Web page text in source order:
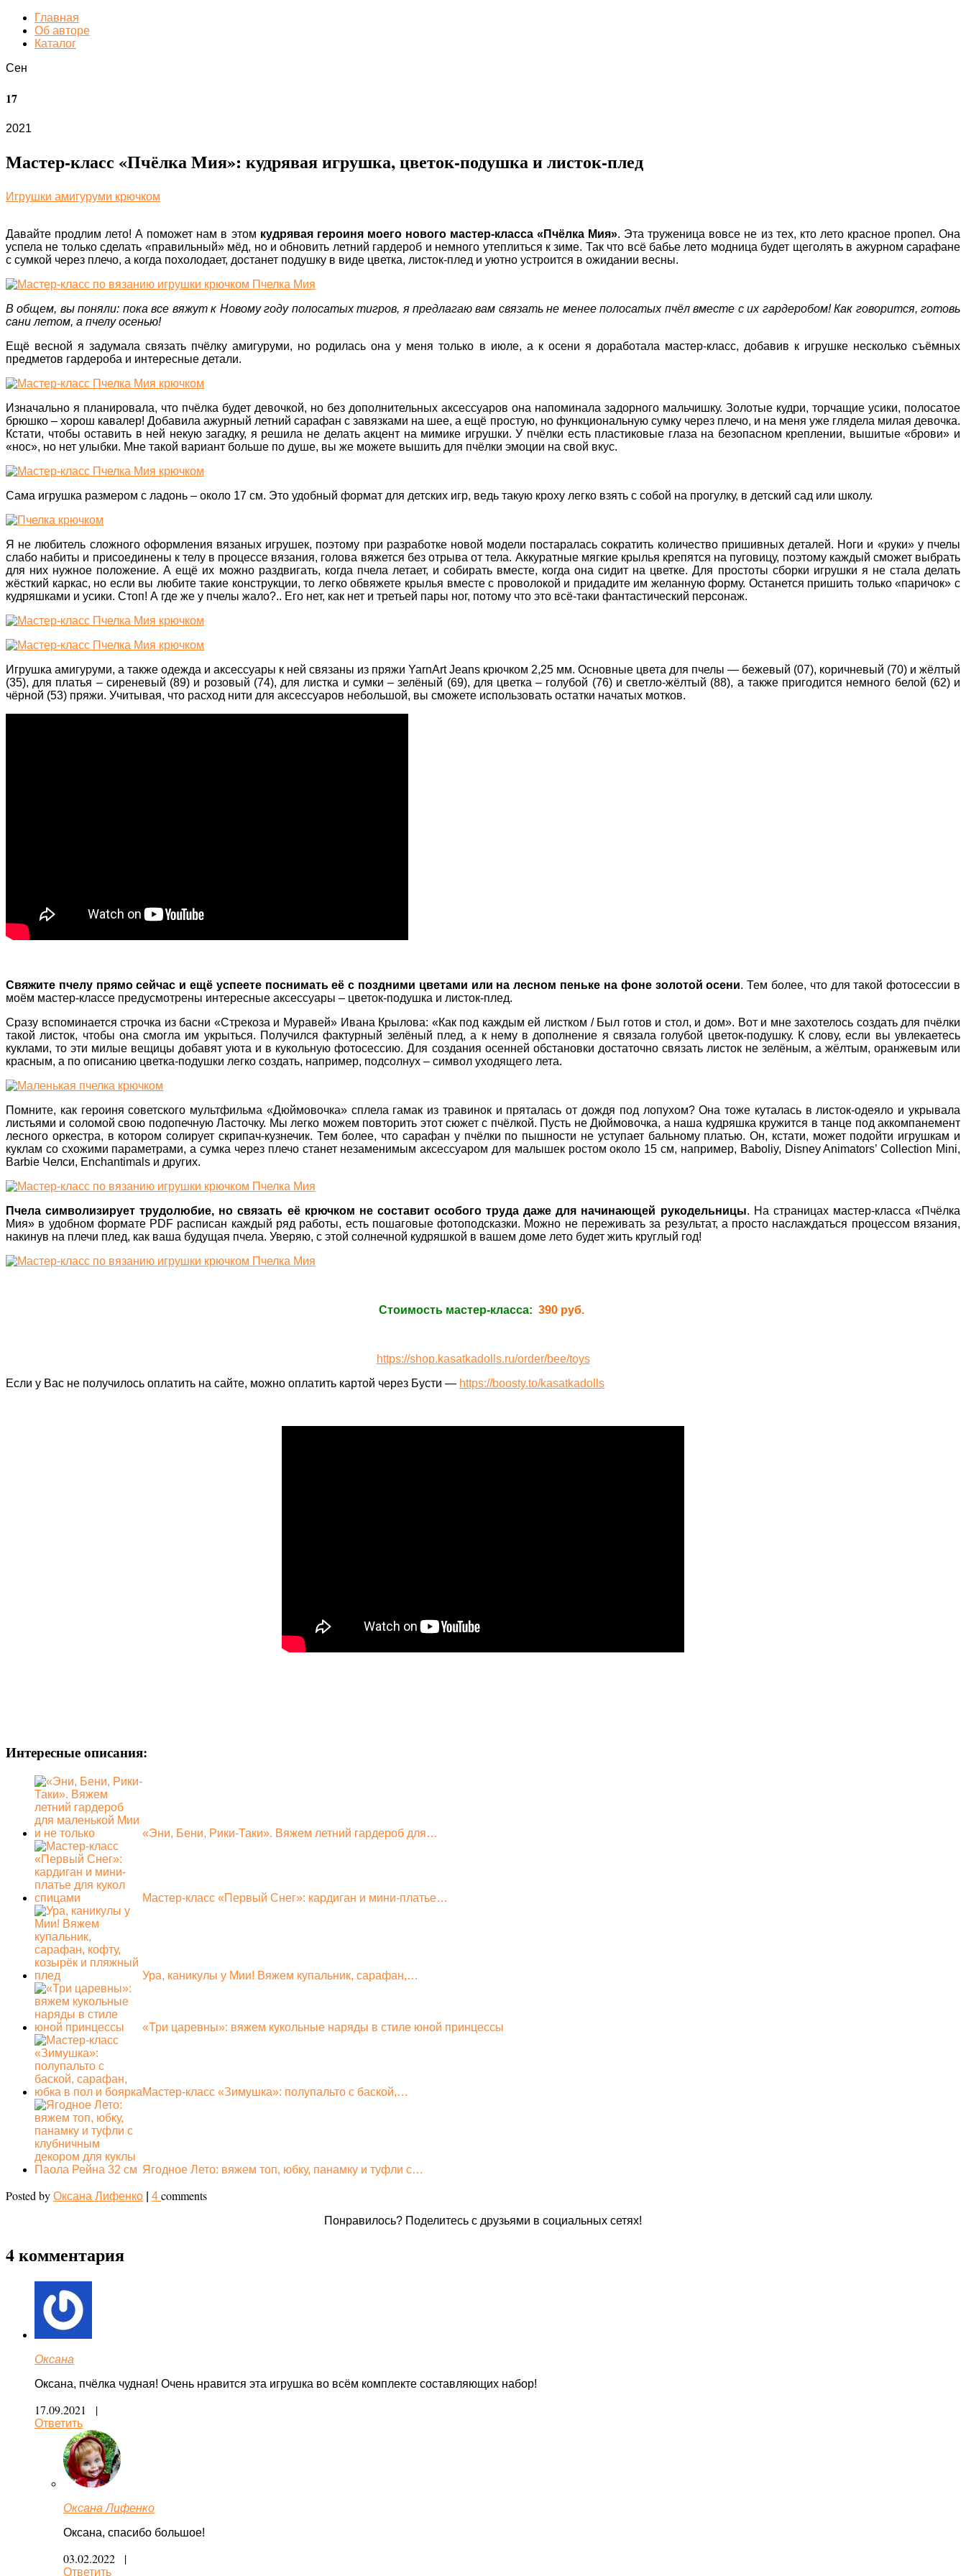
Главная
Об авторе
Каталог
Сен
17
2021
Мастер-класс «Пчёлка Мия»: кудрявая игрушка, цветок-подушка и листок-плед
Игрушки амигуруми крючком
Давайте продлим лето! А поможет нам в этом кудрявая героиня моего нового мастер-класса «Пчёлка Мия». Эта труженица вовсе не из тех, кто лето красное пропел. Она
успела не только сделать «правильный» мёд, но и обновить летний гардероб и немного утеплиться к зиме. Так что всё бабье лето модница будет щеголять в ажурном сарафане
с сумкой через плечо, а когда похолодает, достанет подушку в виде цветка, листок-плед и уютно устроится в ожидании весны.
В общем, вы поняли: пока все вяжут к Новому году полосатых тигров, я предлагаю вам связать не менее полосатых пчёл вместе с их гардеробом! Как говорится, готовь
сани летом, а пчелу осенью!
Ещё весной я задумала связать пчёлку амигуруми, но родилась она у меня только в июле, а к осени я доработала мастер-класс, добавив к игрушке несколько съёмных
предметов гардероба и интересные детали.
Изначально я планировала, что пчёлка будет девочкой, но без дополнительных аксессуаров она напоминала задорного мальчишку. Золотые кудри, торчащие усики, полосатое
брюшко – хорош кавалер! Добавила ажурный летний сарафан с завязками на шее, а ещё простую, но функциональную сумку через плечо, и на меня уже глядела милая девочка.
Кстати, чтобы оставить в ней некую загадку, я решила не делать акцент на мимике игрушки. У пчёлки есть пластиковые глаза на безопасном креплении, вышитые «брови» и
«нос», но нет улыбки. Мне такой вариант больше по душе, вы же можете вышить для пчёлки эмоции на свой вкус.
Сама игрушка размером с ладонь – около 17 см. Это удобный формат для детских игр, ведь такую кроху легко взять с собой на прогулку, в детский сад или школу.
Я не любитель сложного оформления вязаных игрушек, поэтому при разработке новой модели постаралась сократить количество пришивных деталей. Ноги и «руки» у пчелы
слабо набиты и присоединены к телу в процессе вязания, голова вяжется без отрыва от тела. Аккуратные мягкие крылья крепятся на пуговицу, поэтому каждый сможет выбрать
для них нужное положение. А ещё их можно раздвигать, когда пчела летает, и собирать вместе, когда она сидит на цветке. Для простоты сборки игрушки я не стала делать
жёсткий каркас, но если вы любите такие конструкции, то легко обвяжете крылья вместе с проволокой и придадите им желанную форму. Останется пришить только «паричок» с
кудряшками и усики. Стоп! А где же у пчелы жало?.. Его нет, как нет и третьей пары ног, потому что это всё-таки фантастический персонаж.
Игрушка амигуруми, а также одежда и аксессуары к ней связаны из пряжи YarnArt Jeans крючком 2,25 мм. Основные цвета для пчелы — бежевый (07), коричневый (70) и жёлтый
(35), для платья – сиреневый (89) и розовый (74), для листка и сумки – зелёный (69), для цветка – голубой (76) и светло-жёлтый (88), а также пригодится немного белой (62) и
чёрной (53) пряжи. Учитывая, что расход нити для аксессуаров небольшой, вы сможете использовать остатки начатых мотков.
Свяжите пчелу прямо сейчас и ещё успеете поснимать её с поздними цветами или на лесном пеньке на фоне золотой осени. Тем более, что для такой фотосессии в
моём мастер-классе предусмотрены интересные аксессуары – цветок-подушка и листок-плед.
Сразу вспоминается строчка из басни «Стрекоза и Муравей» Ивана Крылова: «Как под каждым ей листком / Был готов и стол, и дом». Вот и мне захотелось создать для пчёлки
такой листок, чтобы она смогла им укрыться. Получился фактурный зелёный плед, а к нему в дополнение я связала голубой цветок-подушку. К слову, если вы увлекаетесь
куклами, то эти милые вещицы добавят уюта и в кукольную фотосессию. Для создания осенней обстановки достаточно связать листок не зелёным, а жёлтым, оранжевым или
красным, а по описанию цветка-подушки легко создать, например, подсолнух – символ уходящего лета.
Помните, как героиня советского мультфильма «Дюймовочка» сплела гамак из травинок и пряталась от дождя под лопухом? Она тоже куталась в листок-одеяло и укрывала
листьями и соломой свою подопечную Ласточку. Мы легко можем повторить этот сюжет с пчёлкой. Пусть не Дюймовочка, а наша кудряшка кружится в танце под аккомпанемент
лесного оркестра, в котором солирует скрипач-кузнечик. Тем более, что сарафан у пчёлки по пышности не уступает бальному платью. Он, кстати, может подойти игрушкам и
куклам со схожими параметрами, а сумка через плечо станет незаменимым аксессуаром для малышек ростом около 15 см, например, Baboliy, Disney Animators’ Collection Mini,
Barbie Челси, Enchantimals и других.
Пчела символизирует трудолюбие, но связать её крючком не составит особого труда даже для начинающей рукодельницы. На страницах мастер-класса «Пчёлка
Мия» в удобном формате PDF расписан каждый ряд работы, есть пошаговые фотоподсказки. Можно не переживать за результат, а просто наслаждаться процессом вязания,
накинув на плечи плед, как ваша будущая пчела. Уверяю, с этой солнечной кудряшкой в вашем доме лето будет жить круглый год!
Стоимость мастер-класса: 390 руб.
https://shop.kasatkadolls.ru/order/bee/toys
Если у Вас не получилось оплатить на сайте, можно оплатить картой через Бусти — https://boosty.to/kasatkadolls
Интересные описания:
«Эни, Бени, Рики-Таки». Вяжем летний гардероб для…
Мастер-класс «Первый Снег»: кардиган и мини-платье…
Ура, каникулы у Мии! Вяжем купальник, сарафан,…
«Три царевны»: вяжем кукольные наряды в стиле юной принцессы
Мастер-класс «Зимушка»: полупальто с баской,…
Ягодное Лето: вяжем топ, юбку, панамку и туфли с…
Posted by Оксана Лифенко 4 comments
Понравилось? Поделитесь с друзьями в социальных сетях!
4 комментария
Оксана
Оксана, пчёлка чудная! Очень нравится эта игрушка во всём комплекте составляющих набор!
17.09.2021 |
Ответить
Оксана Лифенко
Оксана, спасибо большое!
03.02.2022 |
Ответить